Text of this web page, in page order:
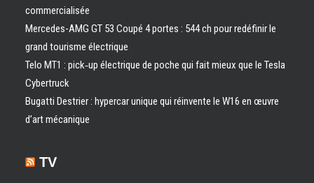
commercialisée
Mercedes-AMG GT 53 Coupé 4 portes : 544 ch pour redéfinir le
grand tourisme électrique
Telo MT1 : pick‑up électrique de poche qui fait mieux que le Tesla
Cybertruck
Bugatti Destrier : hypercar unique qui réinvente le W16 en œuvre
d’art mécanique
TV